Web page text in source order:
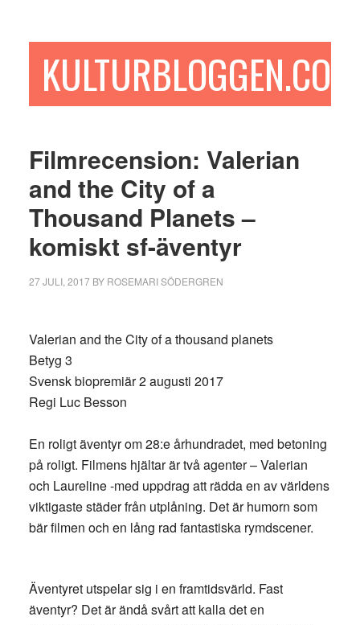
sidofältetKULTURBLOGGEN.COM
Filmrecension: Valerian
and the City of a
Thousand Planets –
komiskt sf-äventyr
27 JULI, 2017BY ROSEMARI SÖDERGREN
Valerian and the City of a thousand planets
Betyg 3
Svensk biopremiär 2 augusti 2017
Regi Luc Besson
En roligt äventyr om 28:e århundradet, med betoning
på roligt. Filmens hjältar är två agenter – Valerian
och Laureline -med uppdrag att rädda en av världens
viktigaste städer från utplåning. Det är humorn som
bär filmen och en lång rad fantastiska rymdscener.
Äventyret utspelar sig i en framtidsvärld. Fast
äventyr? Det är ändå svårt att kalla det en